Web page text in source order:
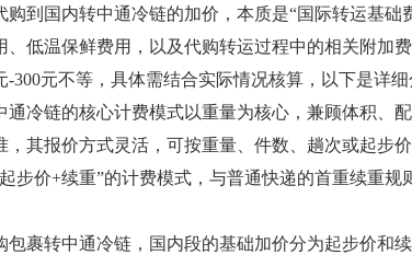
购到国内转中通冷链的加价，本质是“国际转运基
、低温保鲜费用，以及代购转运过程中的相关附加
-300元不等，具体需结合实际情况核算，以下是详细
通冷链的核心计费模式以重量为核心，兼顾体积、
，其报价方式灵活，可按重量、件数、趟次或起步
步价+续重”的计费模式，与普通快递的首重续重
包裹转中通冷链，国内段的基础加价分为起步价和